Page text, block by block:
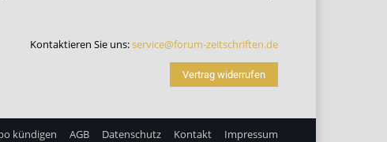
Kontaktieren Sie uns:service@forum-zeitschriften.de
Vertrag widerrufen
kündigen AGB Datenschutz Kontakt Impressum